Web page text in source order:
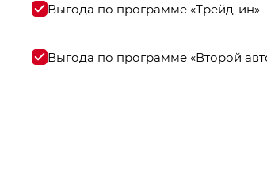
Выгода по программе «Трейд-ин»
Выгода по программе «Второй